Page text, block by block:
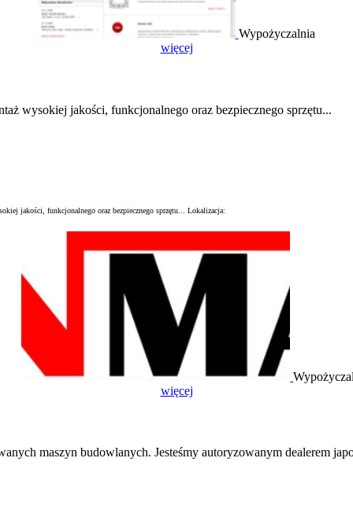
Wypożyczalnia
więcej
wysokiej jakości, funkcjonalnego oraz bezpiecznego sprzętu...
jakości, funkcjonalnego oraz bezpiecznego sprzętu... Lokalizacja:
więcej
maszyn budowlanych. Jesteśmy autoryzowanym dealerem